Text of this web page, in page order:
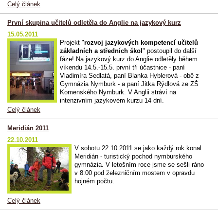
Celý článek
První skupina učitelů odletěla do Anglie na jazykový kurz
15.05.2011
Projekt "rozvoj jazykových kompetencí učitelů
základních a středních škol" postoupil do další
fáze! Na jazykový kurz do Anglie odletěly během
víkendu 14.5.-15.5. první tři účastnice - paní
Vladimíra Sedlatá, paní Blanka Hyblerová - obě z
Gymnázia Nymburk - a paní Jitka Rýdlová ze ZŠ
Komenského Nymburk. V Anglii stráví na
intenzivním jazykovém kurzu 14 dní.
Celý článek
Meridián 2011
22.10.2011
V sobotu 22.10.2011 se jako každý rok konal
Meridián - turistický pochod nymburského
gymnázia. V letošním roce jsme se sešli ráno
v 8:00 pod železničním mostem v opravdu
hojném počtu.
Celý článek